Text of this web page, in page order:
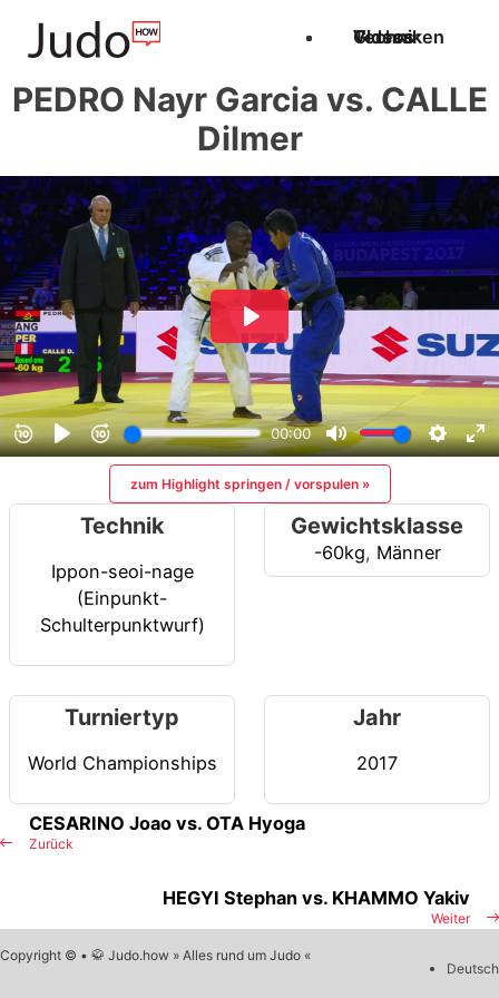
Techniken
Videos
Glossar
PEDRO Nayr Garcia vs. CALLE
Dilmer
zum Highlight springen / vorspulen »
Technik
Ippon-seoi-nage
(Einpunkt-
Schulterpunktwurf)
Gewichtsklasse
-60kg, Männer
Turniertyp
World Championships
Jahr
2017
Zurück
CESARINO Joao vs. OTA Hyoga
Weiter
HEGYI Stephan vs. KHAMMO Yakiv
Copyright © • 🥋 Judo.how » Alles rund um Judo «
Deutsch